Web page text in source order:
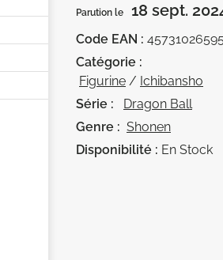
Parution le 18 sept.
Code EAN :
Catégorie :
Figurine / Ichibansho
Série :
Dragon Ball
Genre : Shonen
Disponibilité : En Stock